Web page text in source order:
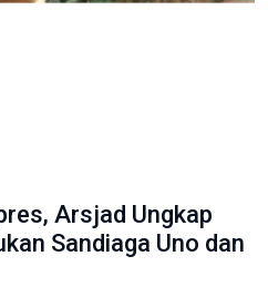
Arsjad Ungkap
Sandiaga Uno dan